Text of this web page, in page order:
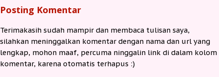
Posting Komentar
Terimakasih sudah mampir dan membaca tulisan saya,
silahkan meninggalkan komentar dengan nama dan url yang
lengkap, mohon maaf, percuma ninggalin link di dalam kolom
komentar, karena otomatis terhapus :)